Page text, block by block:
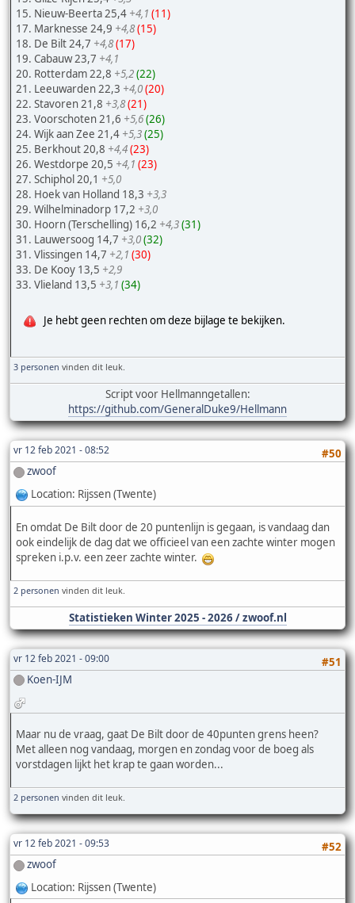
15. Nieuw-Beerta 25,4 +4,1 (11)
17. Marknesse 24,9 +4,8(15)
18. De Bilt 24,7 +4,8(17)
19. Cabauw 23,7 +4,1
20. Rotterdam 22,8 +5,2(22)
21. Leeuwarden 22,3 +4,0(20)
22. Stavoren 21,8 +3,8(21)
23. Voorschoten 21,6 +5,6(26)
24. Wijk aan Zee 21,4 +5,3(25)
25. Berkhout 20,8 +4,4(23)
26. Westdorpe 20,5 +4,1 (23)
27. Schiphol 20,1 +5,0
28. Hoek van Holland 18,3 +3,3
29. Wilhelminadorp 17,2 +3,0
30. Hoorn (Terschelling) 16,2 +4,3(31)
31. Lauwersoog 14,7 +3,0(32)
31. Vlissingen 14,7 +2,1 (30)
33. De Kooy 13,5 +2,9
33. Vlieland 13,5 +3,1 (34)
Je hebt geen rechten om deze bijlage te bekijken.
3 personen vinden dit leuk.
Script voor Hellmanngetallen:
https://github.com/GeneralDuke9/Hellmann
vr 12 feb 2021 - 08:52
#50
zwoof
Location: Rijssen (Twente)
En omdat De Bilt door de 20 puntenlijn is gegaan, is vandaag dan
ook eindelijk de dag dat we officieel van een zachte winter mogen
spreken i.p.v. een zeer zachte winter.
2 personen vinden dit leuk.
Statistieken Winter 2025 - 2026 / zwoof.nl
vr 12 feb 2021 - 09:00
#51
Koen-IJM
Maar nu de vraag, gaat De Bilt door de 40punten grens heen?
Met alleen nog vandaag, morgen en zondag voor de boeg als
vorstdagen lijkt het krap te gaan worden...
2 personen vinden dit leuk.
vr 12 feb 2021 - 09:53
#52
zwoof
Location: Rijssen (Twente)